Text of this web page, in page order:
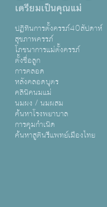
เตรียมเป็นคุณแม่
ปฏิทินการตั้งครรภ์40สัปดาห์
สุขภาพครรภ์
โภชนาการแม่ตั้งครรภ์
ตั้งชื่อลูก
การคลอด
หลังคลอดบุตร
คลินิคนมแม่
นมผง / นมผสม
ค้นหาโรงพยาบาล
การคุมกำเนิด
ค้นหาสูตินรีแพทย์เมืองไทย